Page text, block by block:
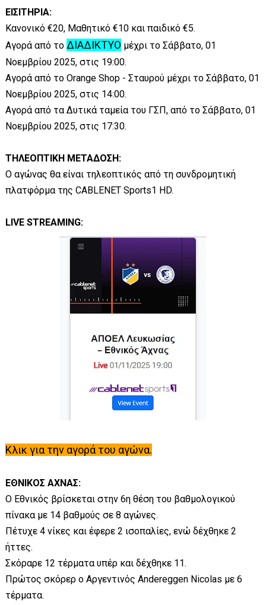
ΕΙΣΙΤΗΡΙΑ:
Κανονικό €20, Μαθητικό €10 και παιδικό €5.
Αγορά από το ΔΙΑΔΙΚΤΥΟ μέχρι το Σάββατο, 01
Νοεμβρίου 2025, στις 19:00.
Αγορά από το Orange Shop - Σταυρού μέχρι το Σάββατο, 01
Νοεμβρίου 2025, στις 14:00.
Αγορά από τα Δυτικά ταμεία του ΓΣΠ, από το Σάββατο, 01
Νοεμβρίου 2025, στις 17:30.
ΤΗΛΕΟΠΤΙΚΗ ΜΕΤΑΔΟΣΗ:
Ο αγώνας θα είναι τηλεοπτικός από τη συνδρομητική
πλατφόρμα της CABLENET Sports1 HD.
LIVE STREAMING:
Κλικ για την αγορά του αγώνα.
ΕΘΝΙΚΟΣ ΑΧΝΑΣ:
Ο Εθνικός βρίσκεται στην 6η θέση του βαθμολογικού
πίνακα με 14 βαθμούς σε 8 αγώνες.
Πέτυχε 4 νίκες και έφερε 2 ισοπαλίες, ενώ δέχθηκε 2
ήττες.
Σκόραρε 12 τέρματα υπέρ και δέχθηκε 11.
Πρώτος σκόρερ ο Αργεντινός Andereggen Nicolas με 6
τέρματα.